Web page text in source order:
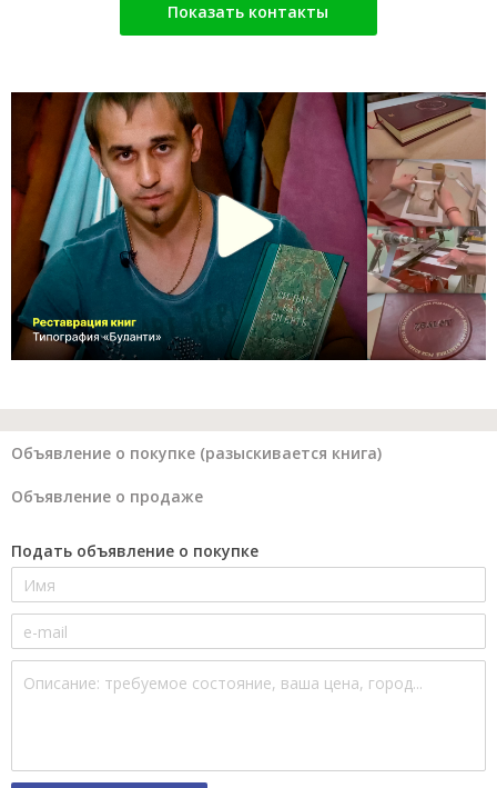
Показать контакты
Объявление о покупке (разыскивается книга)
Объявление о продаже
Подать объявление о покупке